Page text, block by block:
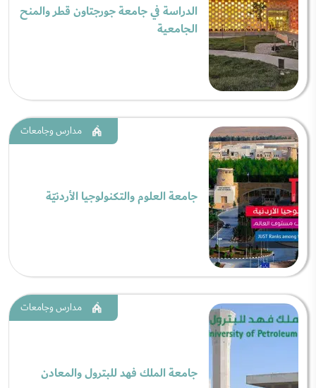
الدراسة في جامعة جورجتاون قطر والمنح
الجامعية
مدارس وجامعات
جامعة العلوم والتكنولوجيا الأردنيّة
مدارس وجامعات
جامعة الملك فهد للبترول والمعادن